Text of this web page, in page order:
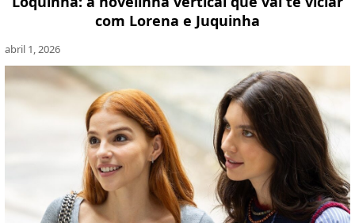
com Lorena e Juquinha
abril 1, 2026